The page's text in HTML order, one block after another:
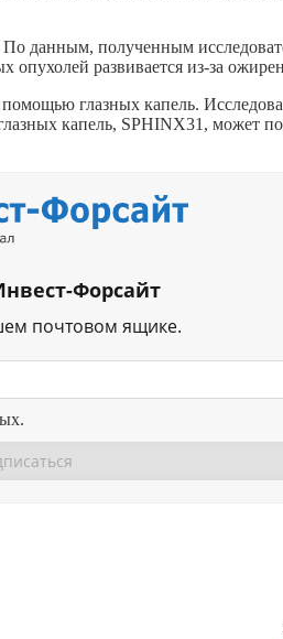
По данным, полученным
опухолей развивается из-за
глазных капель.
капель, SPHINX31, может
Форсайт
почтовом ящике.